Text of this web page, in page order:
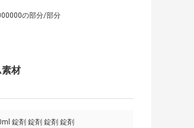
の部分/部分
材
錠剤 錠剤 錠剤 錠剤